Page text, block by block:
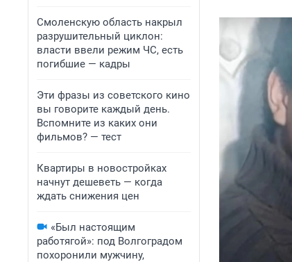
Смоленскую область накрыл
разрушительный циклон:
власти ввели режим ЧС, есть
погибшие — кадры
Эти фразы из советского кино
вы говорите каждый день.
Вспомните из каких они
фильмов? — тест
Квартиры в новостройках
начнут дешеветь — когда
ждать снижения цен
«Был настоящим
работягой»: под Волгоградом
похоронили мужчину,